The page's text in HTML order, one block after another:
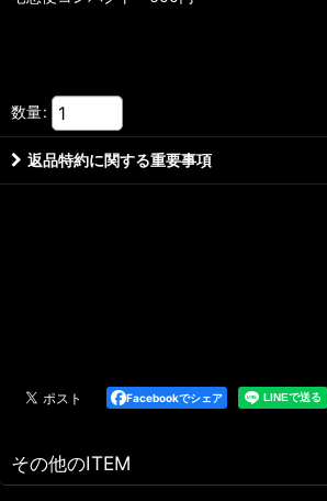
数量:
返品特約に関する重要事項
Facebookでシェア
その他のITEM